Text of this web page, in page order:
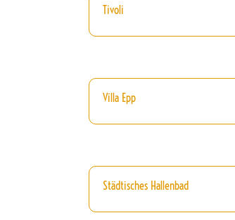
Tivoli
Villa Epp
Städtisches Hallenbad